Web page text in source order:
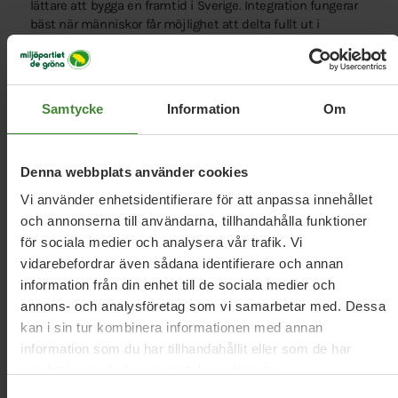
Samtycke Information Om
Denna webbplats använder cookies
Vi använder enhetsidentifierare för att anpassa innehållet
och annonserna till användarna, tillhandahålla funktioner
för sociala medier och analysera vår trafik. Vi
vidarebefordrar även sådana identifierare och annan
information från din enhet till de sociala medier och
annons- och analysföretag som vi samarbetar med. Dessa
kan i sin tur kombinera informationen med annan
information som du har tillhandahållit eller som de har
lättare att bygga en framtid i Sverige. Integration fungerar
bäst när människor får möjlighet att delta fullt ut i
Vilken roll spelar skolan i arbetet mot segregation?
Skolan är en av samhällets viktigaste mötesplatser. När
Därför vill vi minska skolsegregationen och låta elevernas
behov styra resurserna.
Hur kan lokalsamhället bidra till ökad integration?
Föreningar, kulturverksamheter, idrottsrörelsen och lokala
företag skapar möten mellan människor som annars
verksamheter kan vi öka delaktigheten, minska
utanförskapet och bygga starkare och tryggare
lokalsamhällen.